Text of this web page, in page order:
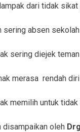
dari tidak sikat
sering absen
sering diejek
merasa rendah
memilih untuk
disampaikan olehDrg